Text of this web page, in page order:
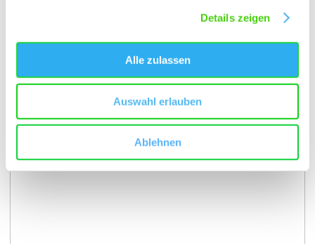
Details zeigen
Alle zulassen
Auswahl erlauben
Ablehnen